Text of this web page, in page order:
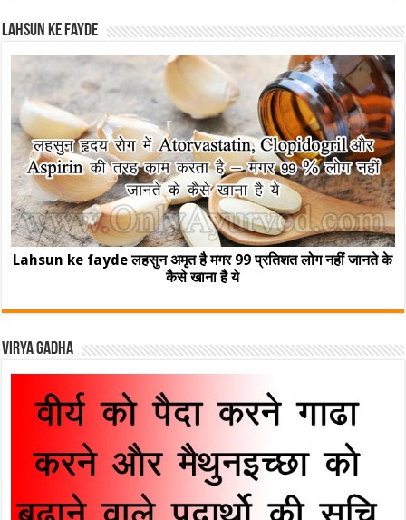
Lahsun ke fayde
Lahsun ke fayde लहसुन अमृत है मगर 99 प्रतिशत लोग नहीं जानते के
कैसे खाना है ये
Virya Gadha